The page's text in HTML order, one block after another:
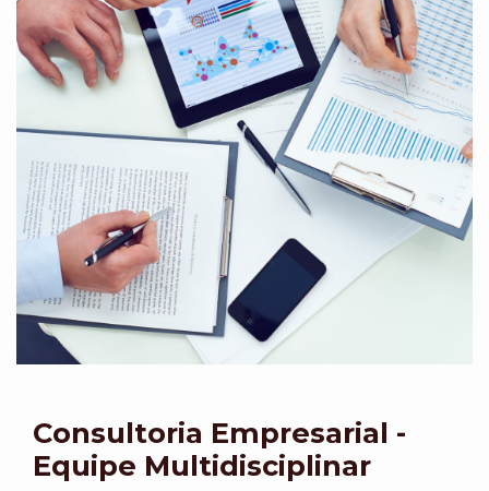
Consultoria Empresarial -
Equipe Multidisciplinar